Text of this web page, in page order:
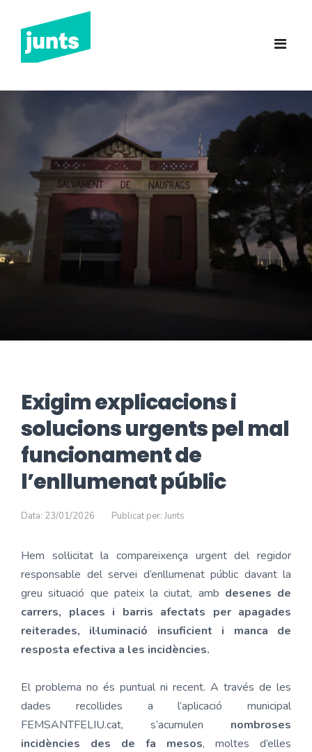
Junts Sant Feliu de
Guíxols
INICI
CANDIDATURA 2023
NOTÍCIES
BUTLLETINS
INCIDÈNCIES
CONTACTE
Exigim explicacions i
solucions urgents pel mal
funcionament de
l’enllumenat públic
Data: 23/01/2026 Publicat per: Junts
Hem sol·licitat la compareixença urgent del regidor
responsable del servei d’enllumenat públic davant la
greu situació que pateix la ciutat, amb desenes de
carrers, places i barris afectats per apagades
reiterades, il·luminació insuficient i manca de
resposta efectiva a les incidències.
El problema no és puntual ni recent. A través de les
dades recollides a l’aplicació municipal
FEMSANTFELIU.cat, s’acumulen nombroses
incidències des de fa mesos, moltes d’elles